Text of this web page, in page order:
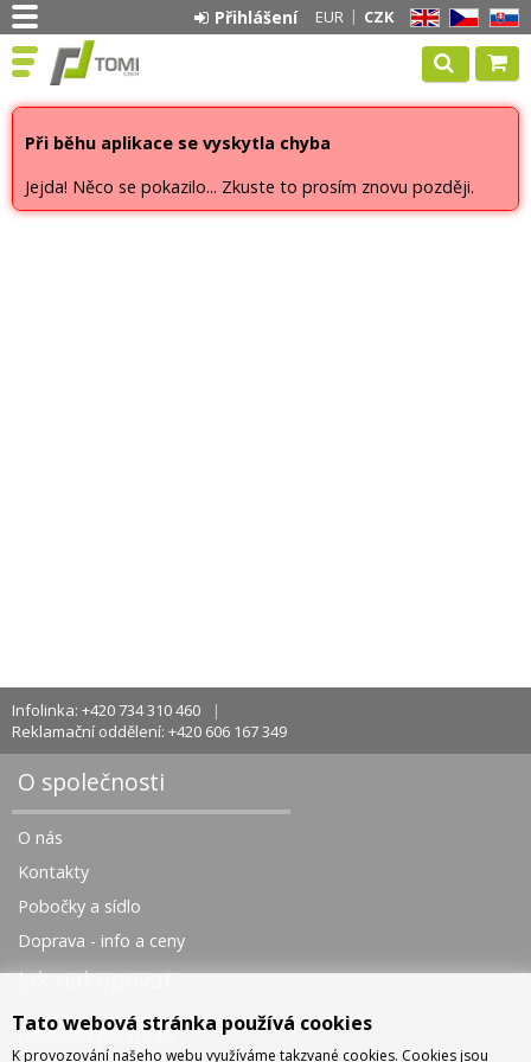
EN CZ SK
EUR CZK
Přihlášení
Při běhu aplikace se vyskytla chyba
Jejda! Něco se pokazilo... Zkuste to prosím znovu později.
Infolinka: +420 734 310 460
Reklamační oddělení: +420 606 167 349
O společnosti
O nás
Kontakty
Pobočky a sídlo
Doprava - info a ceny
Jak nakupovat
Obchodní podmínky
Tato webová stránka používá cookies
K provozování našeho webu využíváme takzvané cookies. Cookies jsou